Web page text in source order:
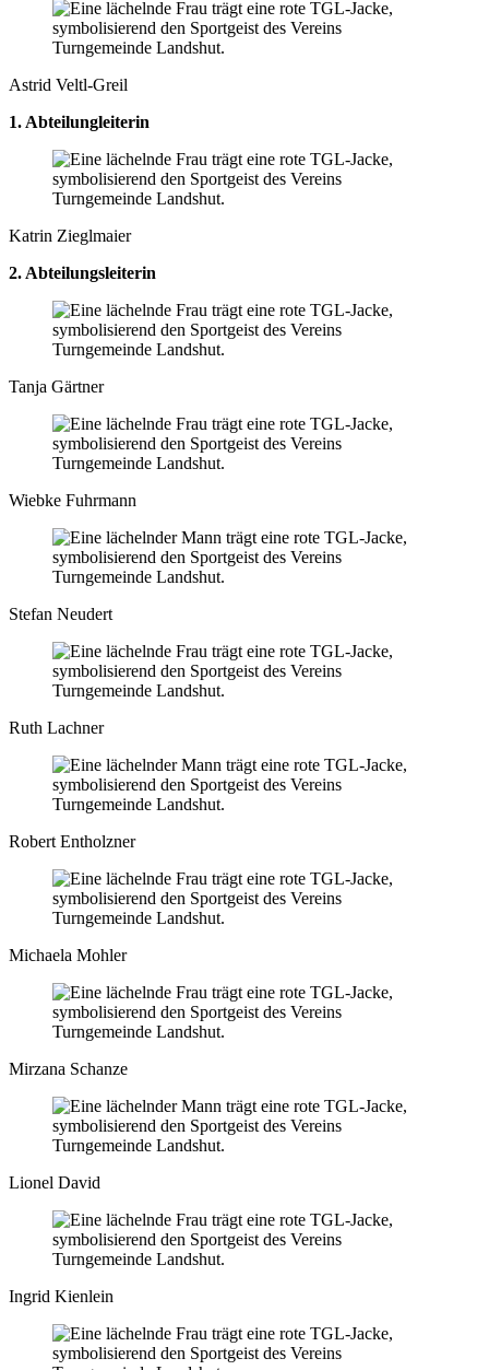
Astrid Veltl-Greil
1. Abteilungleiterin
Katrin Zieglmaier
2. Abteilungsleiterin
Tanja Gärtner
Wiebke Fuhrmann
Stefan Neudert
Ruth Lachner
Robert Entholzner
Michaela Mohler
Mirzana Schanze
Lionel David
Ingrid Kienlein